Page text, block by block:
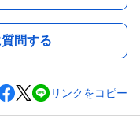
問する
リンクをコピー